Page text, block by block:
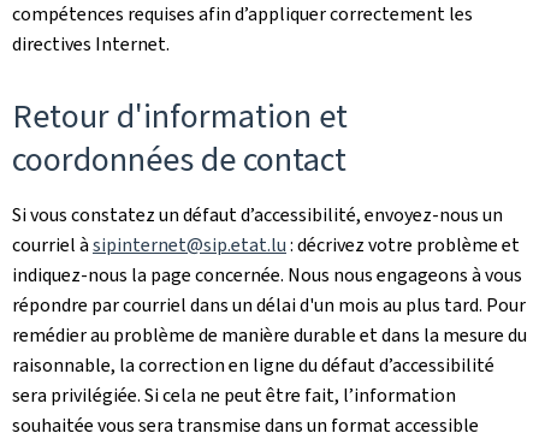
compétences requises afin d’appliquer correctement les
directives Internet.
Retour d'information et
coordonnées de contact
Si vous constatez un défaut d’accessibilité, envoyez-nous un
courriel àsipinternet@sip.etat.lu: décrivez votre problème et
indiquez-nous la page concernée. Nous nous engageons à vous
répondre par courriel dans un délai d'un mois au plus tard. Pour
remédier au problème de manière durable et dans la mesure du
raisonnable, la correction en ligne du défaut d’accessibilité
sera privilégiée. Si cela ne peut être fait, l’information
souhaitée vous sera transmise dans un format accessible